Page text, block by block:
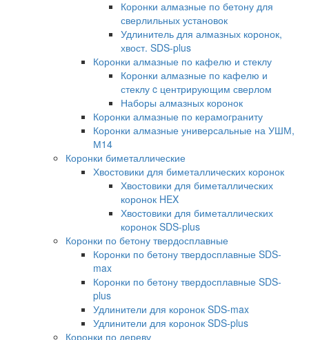
Коронки алмазные по бетону для
сверлильных установок
Удлинитель для алмазных коронок,
хвост. SDS-plus
Коронки алмазные по кафелю и стеклу
Коронки алмазные по кафелю и
стеклу c центрирующим сверлом
Наборы алмазных коронок
Коронки алмазные по керамограниту
Коронки алмазные универсальные на УШМ,
М14
Коронки биметаллические
Хвостовики для биметаллических коронок
Хвостовики для биметаллических
коронок HEX
Хвостовики для биметаллических
коронок SDS-plus
Коронки по бетону твердосплавные
Коронки по бетону твердосплавные SDS-
max
Коронки по бетону твердосплавные SDS-
plus
Удлинители для коронок SDS-max
Удлинители для коронок SDS-plus
Коронки по дереву